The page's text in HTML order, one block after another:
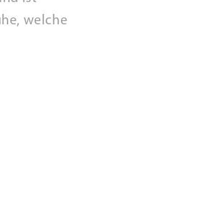
welche